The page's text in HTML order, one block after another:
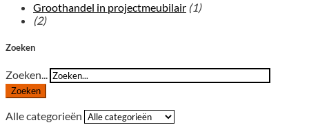
Groothandel in projectmeubilair (1)
(2)
Zoeken
Zoeken...
Zoeken
Alle categorieën